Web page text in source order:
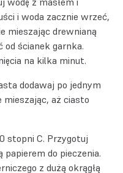
i woda zacznie wrzeć,
mieszając drewnianą
od ścianek garnka.
na kilka minut.
dodawaj po jednym
mieszając, aż ciasto
stopni C. Przygotuj
papierem do pieczenia.
z dużą okrągłą